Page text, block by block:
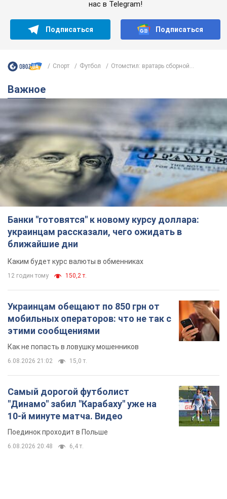
Банки "готовятся" к новому курсу доллара:
украинцам рассказали, чего ожидать в
ближайшие дни
Каким будет курс валюты в обменниках
12 годин тому 150,2 т.
Украинцам обещают по 850 грн от
мобильных операторов: что не так с
этими сообщениями
Как не попасть в ловушку мошенников
6.08.2026 21:02 15,0 т.
Самый дорогой футболист
"Динамо" забил "Карабаху" уже на
10-й минуте матча. Видео
Поединок проходит в Польше
6.08.2026 20:48 6,4 т.